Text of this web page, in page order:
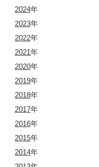
2024年
2023年
2022年
2021年
2020年
2019年
2018年
2017年
2016年
2015年
2014年